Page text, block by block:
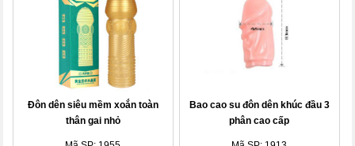
Đôn dên siêu mềm xoắn toàn
thân gai nhỏ
Bao cao su đôn dên khúc đầu 3
phân cao cấp